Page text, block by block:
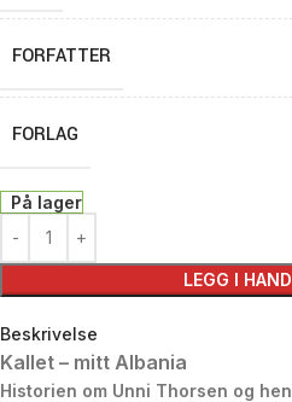
FORFATTER
FORLAG
På lager
LEGG I
Beskrivelse
Kallet – mitt Albania
Historien om Unni Thorsen og